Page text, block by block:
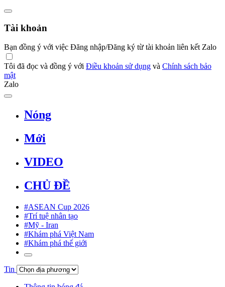
Tài khoản
Bạn đồng ý với việc Đăng nhập/Đăng ký từ tài khoản liên kết Zalo
Tôi đã đọc và đồng ý với Điều khoản sử dụng và Chính sách bảo
mật
Zalo
Nóng
Mới
VIDEO
CHỦ ĐỀ
#ASEAN Cup 2026
#Trí tuệ nhân tạo
#Mỹ - Iran
#Khám phá Việt Nam
#Khám phá thế giới
Tin